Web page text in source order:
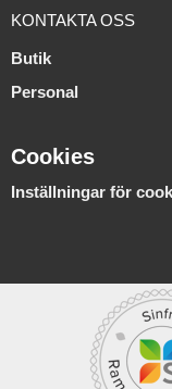
KONTAKTA OSS
Butik
Personal
Cookies
Inställningar för